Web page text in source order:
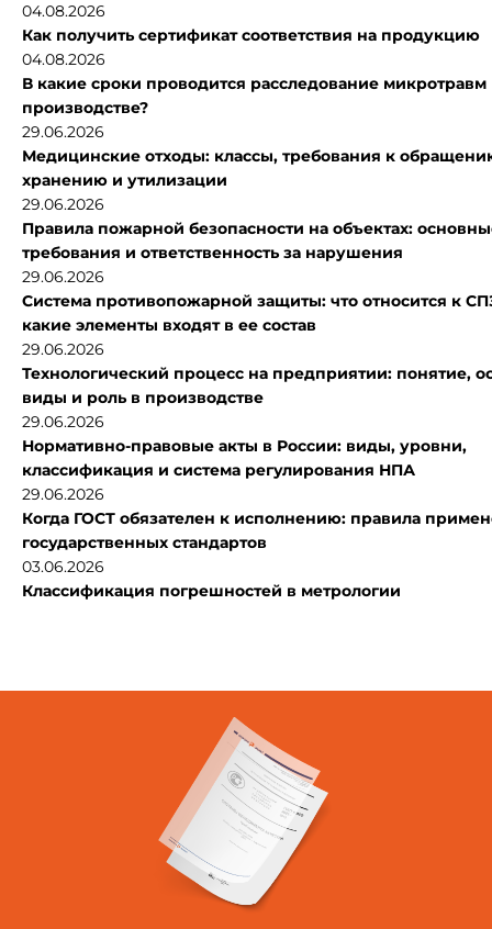
04.08.2026
Как получить сертификат соответствия на продукцию
04.08.2026
В какие сроки проводится расследование микротравм
производстве?
29.06.2026
Медицинские отходы: классы, требования к
хранению и утилизации
29.06.2026
Правила пожарной безопасности на объектах:
требования и ответственность за нарушения
29.06.2026
Система противопожарной защиты: что относится к
какие элементы входят в ее состав
29.06.2026
Технологический процесс на предприятии: понятие,
виды и роль в производстве
29.06.2026
Нормативно-правовые акты в России: виды, уровни,
классификация и система регулирования НПА
29.06.2026
Когда ГОСТ обязателен к исполнению: правила
государственных стандартов
03.06.2026
Классификация погрешностей в метрологии